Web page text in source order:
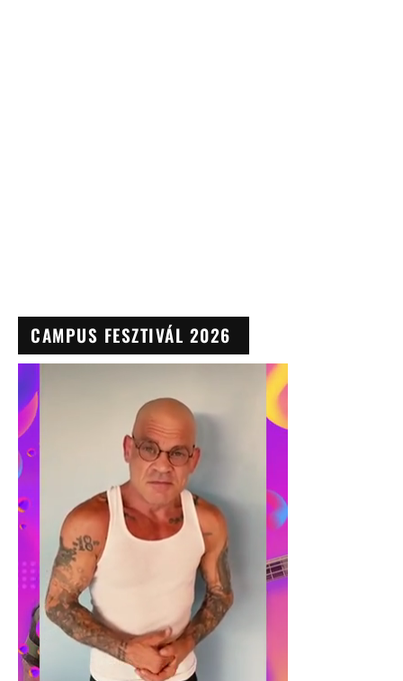
CAMPUS FESZTIVÁL 2026